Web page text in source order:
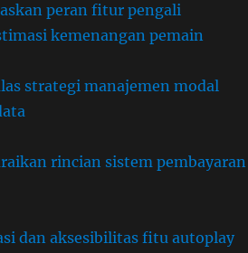
peran fitur pengali
kemenangan pemain
strategi manajemen modal
rincian sistem pembayaran
dan aksesibilitas fitu autoplay